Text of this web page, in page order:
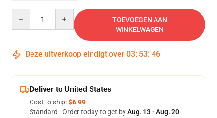
TOEVOEGEN AAN
WINKELWAGEN
Deze uitverkoop eindigt over 03: 53: 46
Deliver to United States
Cost to ship:$6.99
Standard - Order today to get byAug. 13 - Aug. 20